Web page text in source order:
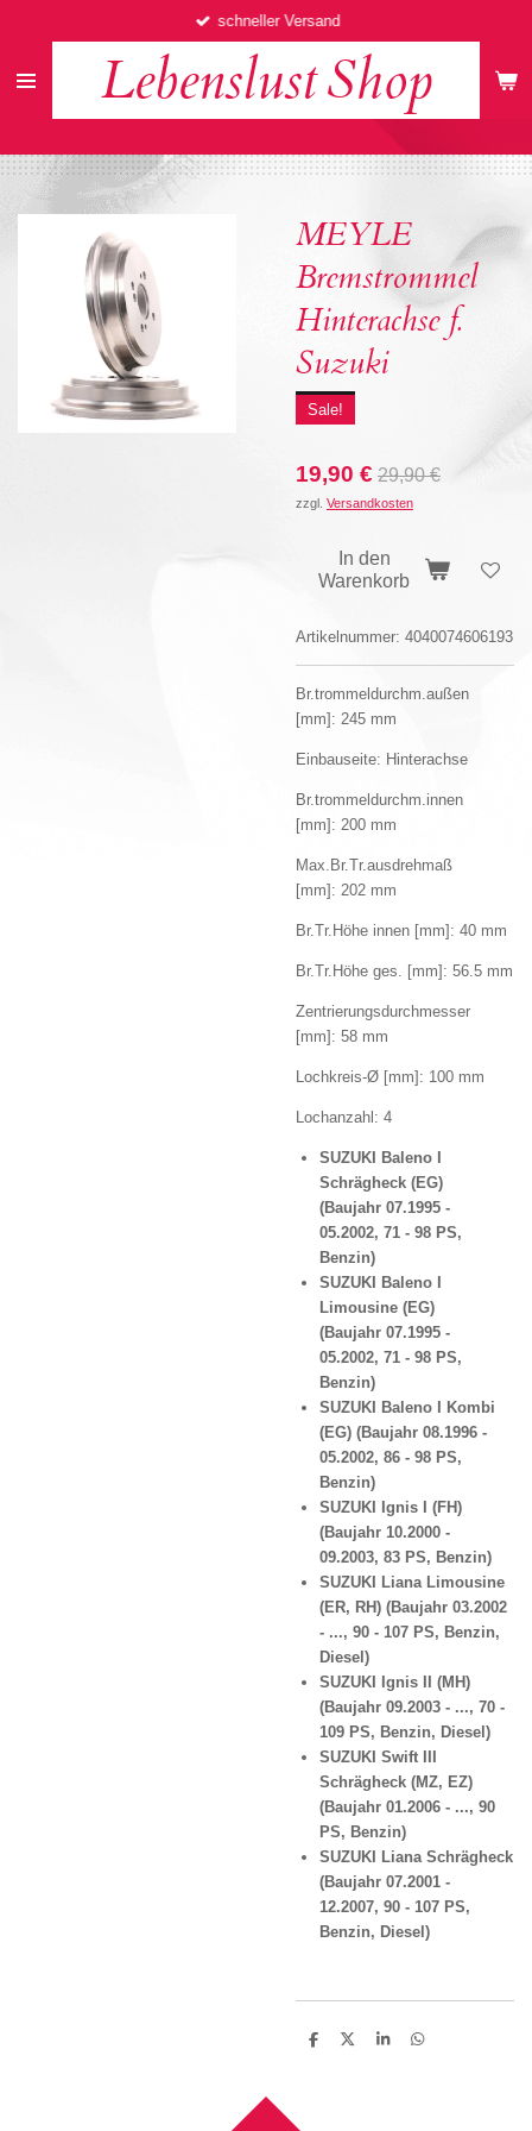
springen
LebenslustShop
schneller Versand
MEYLE
Bremstrommel
Hinterachse f.
Suzuki
Sale!
19,90 € 29,90 €
zzgl. Versandkosten
In den
Warenkorb
Artikelnummer: 4040074606193
Br.trommeldurchm.außen
[mm]: 245 mm
Einbauseite: Hinterachse
Br.trommeldurchm.innen
[mm]: 200 mm
Max.Br.Tr.ausdrehmaß
[mm]: 202 mm
Br.Tr.Höhe innen [mm]: 40 mm
Br.Tr.Höhe ges. [mm]: 56.5 mm
Zentrierungsdurchmesser
[mm]: 58 mm
Lochkreis-Ø [mm]: 100 mm
Lochanzahl: 4
SUZUKI Baleno I
Schrägheck (EG)
(Baujahr 07.1995 -
05.2002, 71 - 98 PS,
Benzin)
SUZUKI Baleno I
Limousine (EG)
(Baujahr 07.1995 -
05.2002, 71 - 98 PS,
Benzin)
SUZUKI Baleno I Kombi
(EG) (Baujahr 08.1996 -
05.2002, 86 - 98 PS,
Benzin)
SUZUKI Ignis I (FH)
(Baujahr 10.2000 -
09.2003, 83 PS, Benzin)
SUZUKI Liana Limousine
(ER, RH) (Baujahr 03.2002
- ..., 90 - 107 PS, Benzin,
Diesel)
SUZUKI Ignis II (MH)
(Baujahr 09.2003 - ..., 70 -
109 PS, Benzin, Diesel)
SUZUKI Swift III
Schrägheck (MZ, EZ)
(Baujahr 01.2006 - ..., 90
PS, Benzin)
SUZUKI Liana Schrägheck
(Baujahr 07.2001 -
12.2007, 90 - 107 PS,
Benzin, Diesel)
T
T
T
T